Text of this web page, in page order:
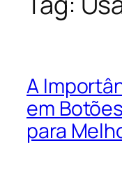
A
em
para